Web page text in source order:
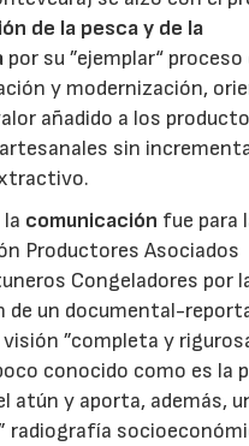
de la pesca y de la
por su ”ejemplar“ proceso
y modernización,
añadido a los
sin
la comunicación fue para
Productores Asociados
Congeladores por
de un documental-
”completa y
conocido como es la
atún y aporta, además,
radiografía